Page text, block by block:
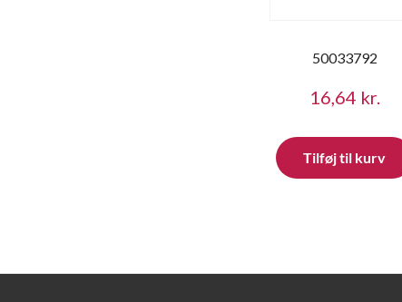
50033792
16,64 kr.
Tilføj til kurv